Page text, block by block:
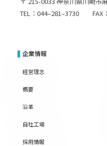
TEL：044–281–3730 FAX
企業情報
経営理念
概要
沿革
自社工場
採用情報